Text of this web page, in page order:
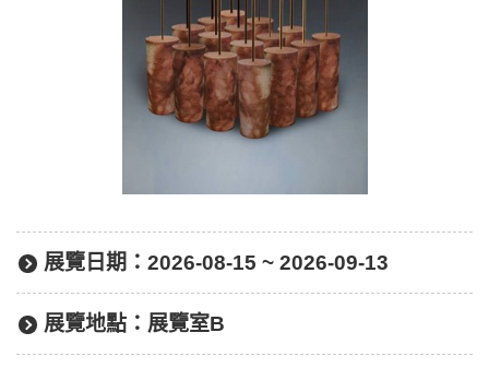
展覽日期： 2026-08-15 ~ 2026-09-13
展覽地點： 展覽室B